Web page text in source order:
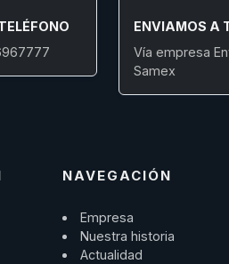
ENVIAMOS A
Vía empresa
Samex
NAVEGACIÓN
Empresa
Nuestra historia
Actualidad